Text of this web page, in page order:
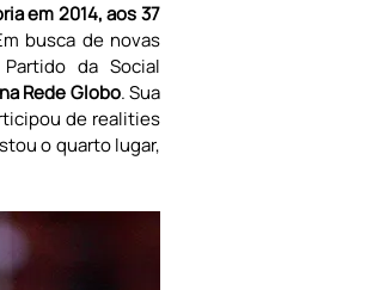
em 2014, aos 37
busca de novas
da Social
Rede Globo. Sua
de realities
o quarto lugar,